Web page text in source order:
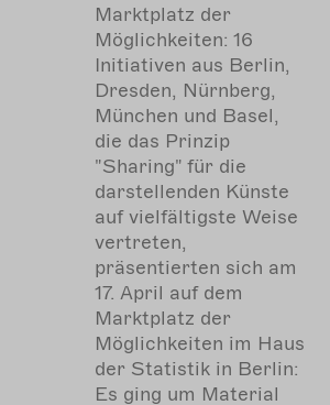
Marktplatz der
Möglichkeiten: 16
Initiativen aus Berlin,
Dresden, Nürnberg,
München und Basel,
die das Prinzip
"Sharing" für die
darstellenden Künste
auf vielfältigste Weise
vertreten,
präsentierten sich am
17. April auf dem
Marktplatz der
Möglichkeiten im Haus
der Statistik in Berlin:
Es ging um Material